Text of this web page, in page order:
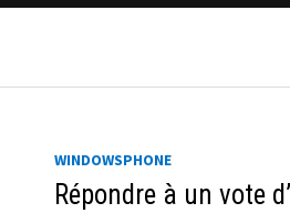
WINDOWSPHONE
Répondre à un vote